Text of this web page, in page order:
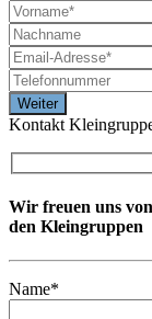
Kontakt
Wir freuen uns
den Kleingruppen
Name*